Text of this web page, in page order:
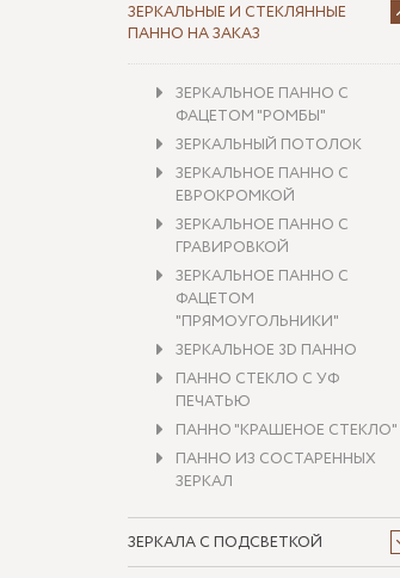
ЗЕРКАЛЬНЫЕ И СТЕКЛЯННЫЕ
ПАННО НА ЗАКАЗ
ЗЕРКАЛЬНОЕ ПАННО С
ФАЦЕТОМ "РОМБЫ"
ЗЕРКАЛЬНЫЙ ПОТОЛОК
ЗЕРКАЛЬНОЕ ПАННО С
ЕВРОКРОМКОЙ
ЗЕРКАЛЬНОЕ ПАННО С
ГРАВИРОВКОЙ
ЗЕРКАЛЬНОЕ ПАННО С
ФАЦЕТОМ
"ПРЯМОУГОЛЬНИКИ"
ЗЕРКАЛЬНОЕ 3D ПАННО
ПАННО СТЕКЛО С УФ
ПЕЧАТЬЮ
ПАННО "КРАШЕНОЕ СТЕКЛО"
ПАННО ИЗ СОСТАРЕННЫХ
ЗЕРКАЛ
ЗЕРКАЛА С ПОДСВЕТКОЙ